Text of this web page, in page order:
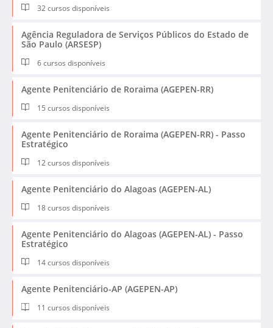
32 cursos disponíveis
Agência Reguladora de Serviços Públicos do Estado de
São Paulo (ARSESP)
6 cursos disponíveis
Agente Penitenciário de Roraima (AGEPEN-RR)
15 cursos disponíveis
Agente Penitenciário de Roraima (AGEPEN-RR) - Passo
Estratégico
12 cursos disponíveis
Agente Penitenciário do Alagoas (AGEPEN-AL)
18 cursos disponíveis
Agente Penitenciário do Alagoas (AGEPEN-AL) - Passo
Estratégico
14 cursos disponíveis
Agente Penitenciário-AP (AGEPEN-AP)
11 cursos disponíveis